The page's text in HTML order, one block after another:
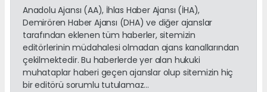
Anadolu Ajansı (AA), İhlas Haber Ajansı (İHA),
Demirören Haber Ajansı (DHA) ve diğer ajanslar
tarafından eklenen tüm haberler, sitemizin
editörlerinin müdahalesi olmadan ajans kanallarından
çekilmektedir. Bu haberlerde yer alan hukuki
muhataplar haberi geçen ajanslar olup sitemizin hiç
bir editörü sorumlu tutulamaz...